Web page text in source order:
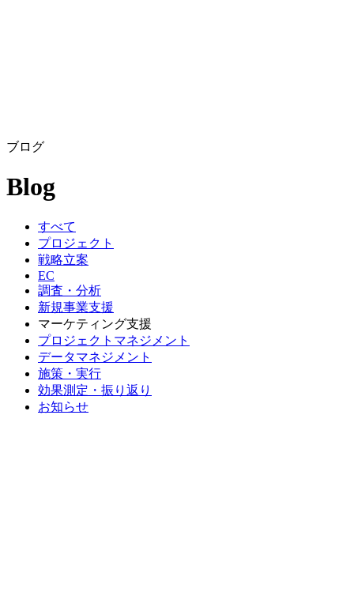
ブログ
Blog
すべて
プロジェクト
戦略立案
EC
調査・分析
新規事業支援
マーケティング支援
プロジェクトマネジメント
データマネジメント
施策・実行
効果測定・振り返り
お知らせ